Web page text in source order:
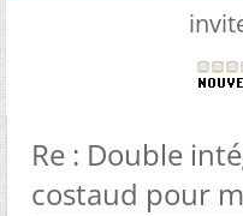
Re : Double
costaud pour